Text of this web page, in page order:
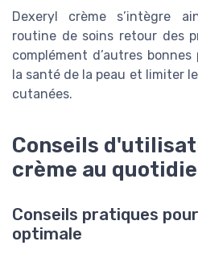
Dexeryl crème s’intègre
routine de soins retour des
complément d’autres
la santé de la peau et limiter
cutanées.
Conseils
crème au
Conseils pratiques
optimale